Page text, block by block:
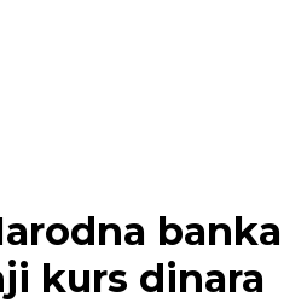
banka
kurs dinara